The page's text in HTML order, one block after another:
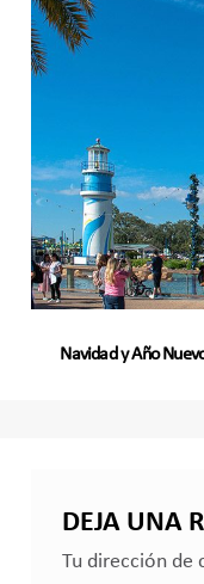
Navidad y Año
DEJA UNA
Tu dirección de